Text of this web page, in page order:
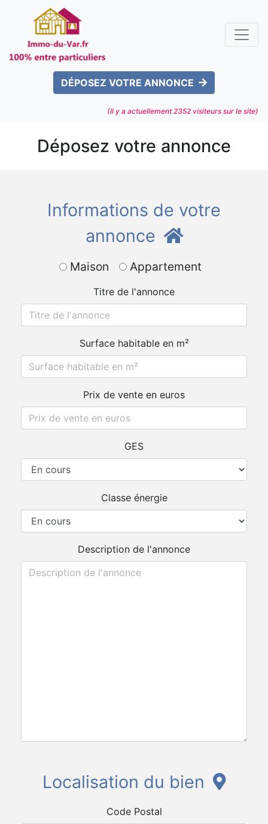
DÉPOSEZ VOTRE ANNONCE
(Il y a actuellement2352 visiteurs sur le site)
Déposez votre annonce
Informations de votre
annonce
Maison Appartement
Titre de l'annonce
Surface habitable en m²
Prix de vente en euros
GES
Classe énergie
Description de l'annonce
Localisation du bien
Code Postal